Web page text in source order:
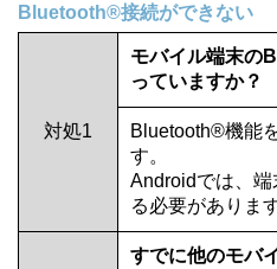
Bluetooth®接続ができない
対処1
モバイル端末の
っていますか？
Bluetooth®機能
す。
Androidでは、
る必要があります
すでに他のモバ